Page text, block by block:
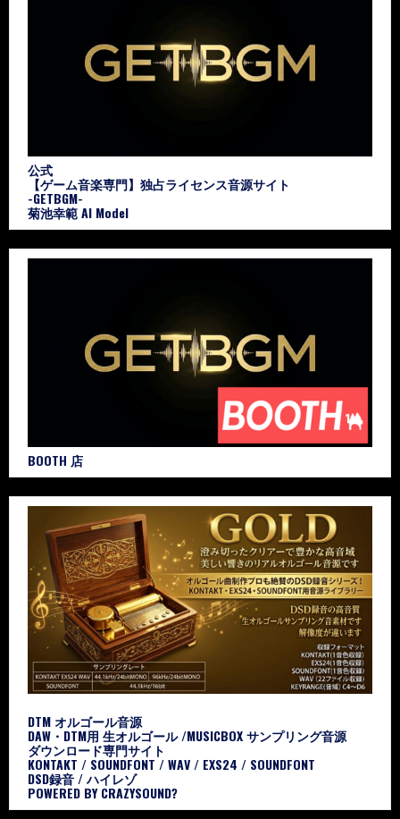
公式
【ゲーム音楽専門】独占ライセンス音源サイト
-GETBGM-
菊池幸範 AI Model
BOOTH 店
DTM オルゴール音源
DAW・DTM用 生オルゴール /MUSICBOX サンプリング音源
ダウンロード専門サイト
KONTAKT / SOUNDFONT / WAV / EXS24 / SOUNDFONT
DSD録音 / ハイレゾ
POWERED BY CRAZYSOUND?